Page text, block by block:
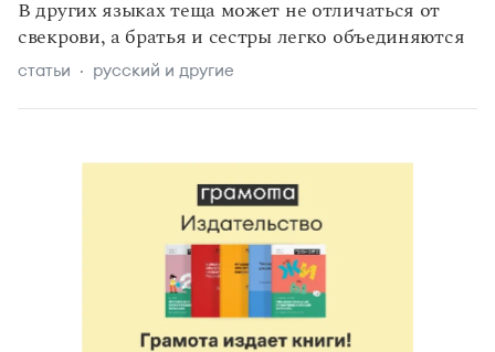
В других языках теща может не отличаться от
свекрови, а братья и сестры легко объединяются
статьи русский и другие